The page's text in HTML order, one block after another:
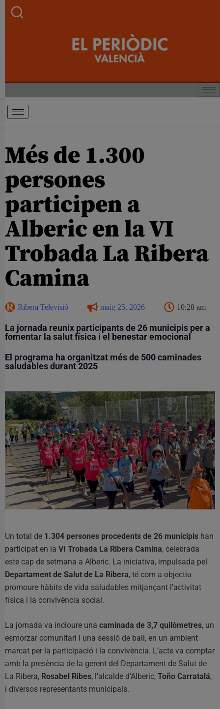
Més de 1.300
persones
participen a
Alberic en la VI
Trobada La Ribera
Camina
Ribera Televisió maig 25, 2026 10:28 am
La jornada reunix participants de 26 municipis per a
fomentar la salut física i el benestar emocional
El programa ha organitzat més de 500 caminades
saludables durant 2025
Un total de 1.304 persones procedents de 26 municipis han
participat en la VI Trobada La Ribera Camina, celebrada
este cap de setmana a Alberic. La iniciativa, impulsada pel
Departament de Salut de La Ribera, té com a objectiu
promoure hàbits de vida saludables mitjançant l’activitat
física i la convivència social.
La jornada va incloure una caminada de 3,7 quilòmetres, un
esmorzar comunitari i una sessió de ball, en un ambient
marcat per la participació i la convivència. L’acte va comptar
amb la presència de la gerent del Departament de Salut de
La Ribera, Rosabel Ribes, l’alcalde d’Alberic, Toño Carratalá,
i diversos representants municipals.